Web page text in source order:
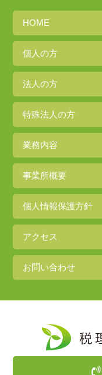
HOME
個人の方
法人の方
特殊法人の方
業務内容
事業所概要
個人情報保護方針
アクセス
お問い合わせ